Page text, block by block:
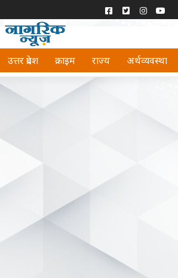
उत्तर प्रदेश क्राइम राज्य अर्थव्यवस्था